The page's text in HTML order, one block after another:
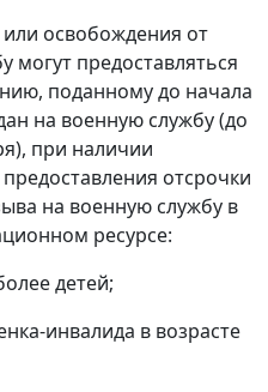
освобождения от
могут предоставляться
поданному до начала
на военную службу (до
при наличии
отсрочки
на военную службу в
ресурсе:
детей;
инвалида в возрасте